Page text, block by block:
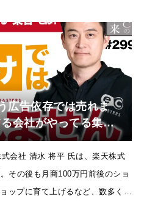
広告依存では売れま
会社がやってる集客
スターズ・ネットシ
・Yahoo!ショ
会社 清水 将平 氏は、楽天株式
その後も月商100万円前後のショ
ップに育て上げるなど、数多くの